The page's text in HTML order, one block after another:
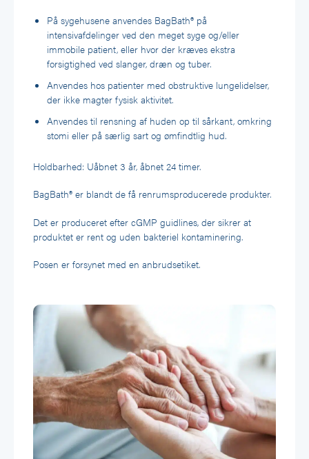
På sygehusene anvendes BagBath® på
intensivafdelinger ved den meget syge og/eller
immobile patient, eller hvor der kræves ekstra
forsigtighed ved slanger, dræn og tuber.
Anvendes hos patienter med obstruktive lungelidelser,
der ikke magter fysisk aktivitet.
Anvendes til rensning af huden op til sårkant, omkring
stomi eller på særlig sart og ømfindtlig hud.
Holdbarhed: Uåbnet 3 år, åbnet 24 timer.
BagBath® er blandt de få renrumsproducerede produkter.
Det er produceret efter cGMP guidlines, der sikrer at
produktet er rent og uden bakteriel kontaminering.
Posen er forsynet med en anbrudsetiket.